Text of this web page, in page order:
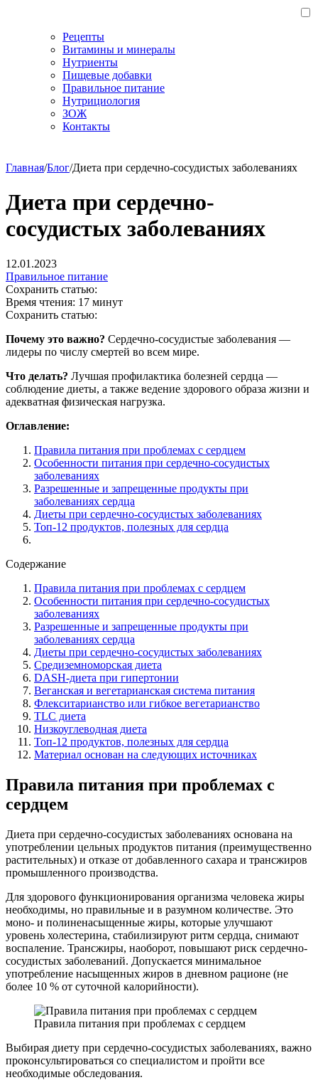
Рецепты
Витамины и минералы
Нутриенты
Пищевые добавки
Правильное питание
Нутрициология
ЗОЖ
Контакты
Главная/Блог/Диета при сердечно-сосудистых заболеваниях
Диета при сердечно-
сосудистых заболеваниях
12.01.2023
Правильное питание
Сохранить статью:
Время чтения: 17 минут
Сохранить статью:
Почему это важно? Сердечно-сосудистые заболевания —
лидеры по числу смертей во всем мире.
Что делать? Лучшая профилактика болезней сердца —
соблюдение диеты, а также ведение здорового образа жизни и
адекватная физическая нагрузка.
Оглавление:
Правила питания при проблемах с сердцем
Особенности питания при сердечно-сосудистых
заболеваниях
Разрешенные и запрещенные продукты при
заболеваниях сердца
Диеты при сердечно-сосудистых заболеваниях
Топ-12 продуктов, полезных для сердца
Содержание
Правила питания при проблемах с сердцем
Особенности питания при сердечно-сосудистых
заболеваниях
Разрешенные и запрещенные продукты при
заболеваниях сердца
Диеты при сердечно-сосудистых заболеваниях
Средиземноморская диета
DASH-диета при гипертонии
Веганская и вегетарианская система питания
Флекситарианство или гибкое вегетарианство
TLC диета
Низкоуглеводная диета
Топ-12 продуктов, полезных для сердца
Материал основан на следующих источниках
Правила питания при проблемах с
сердцем
Диета при сердечно-сосудистых заболеваниях основана на
употреблении цельных продуктов питания (преимущественно
растительных) и отказе от добавленного сахара и трансжиров
промышленного производства.
Для здорового функционирования организма человека жиры
необходимы, но правильные и в разумном количестве. Это
моно- и полиненасыщенные жиры, которые улучшают
уровень холестерина, стабилизируют ритм сердца, снимают
воспаление. Трансжиры, наоборот, повышают риск сердечно-
сосудистых заболеваний. Допускается минимальное
употребление насыщенных жиров в дневном рационе (не
более 10 % от суточной калорийности).
Правила питания при проблемах с сердцем
Выбирая диету при сердечно-сосудистых заболеваниях, важно
проконсультироваться со специалистом и пройти все
необходимые обследования.